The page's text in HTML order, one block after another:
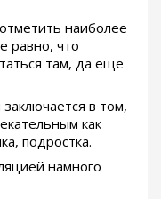
наиболее
равно, что
там, да еще
в том,
как
подростка.
намного